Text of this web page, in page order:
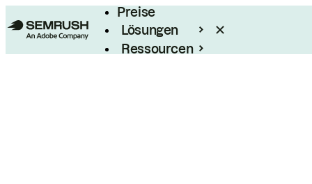
Preise
Lösungen
Ressourcen